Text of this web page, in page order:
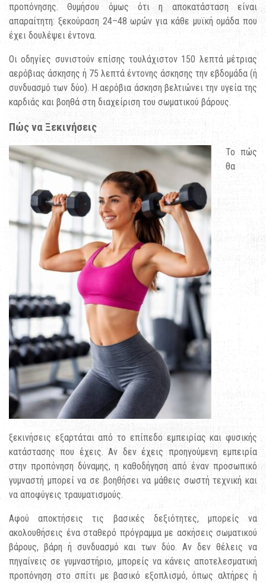
προπόνησης. Θυμήσου όμως ότι η αποκατάσταση είναι
απαραίτητη: ξεκούραση 24–48 ωρών για κάθε μυϊκή ομάδα που
έχει δουλέψει έντονα.
Οι οδηγίες συνιστούν επίσης τουλάχιστον 150 λεπτά μέτριας
αερόβιας άσκησης ή 75 λεπτά έντονης άσκησης την εβδομάδα (ή
συνδυασμό των δύο). Η αερόβια άσκηση βελτιώνει την υγεία της
καρδιάς και βοηθά στη διαχείριση του σωματικού βάρους.
Πώς να Ξεκινήσεις
Το πώς
θα
ξεκινήσεις εξαρτάται από το επίπεδο εμπειρίας και φυσικής
κατάστασης που έχεις. Αν δεν έχεις προηγούμενη εμπειρία
στην προπόνηση δύναμης, η καθοδήγηση από έναν προσωπικό
γυμναστή μπορεί να σε βοηθήσει να μάθεις σωστή τεχνική και
να αποφύγεις τραυματισμούς.
Αφού αποκτήσεις τις βασικές δεξιότητες, μπορείς να
ακολουθήσεις ένα σταθερό πρόγραμμα με ασκήσεις σωματικού
βάρους, βάρη ή συνδυασμό και των δύο. Αν δεν θέλεις να
πηγαίνεις σε γυμναστήριο, μπορείς να κάνεις αποτελεσματική
προπόνηση στο σπίτι με βασικό εξοπλισμό, όπως αλτήρες ή